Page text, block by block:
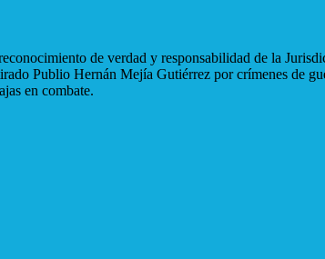
de verdad y responsabilidad de la
Publio Hernán Mejía Gutiérrez por crímenes de
en combate.